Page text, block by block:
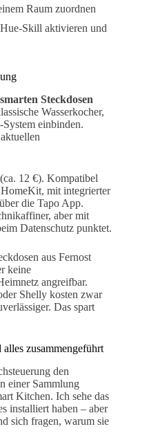
Raum zuordnen
Skill aktivieren und
smarten Steckdosen
Wasserkocher,
einbinden.
(ca. 12 €). Kompatibel
mit integrierter
die Tapo App.
aber mit
Datenschutz punktet.
aus Fernost
keine
angreifbar.
Shelly kosten zwar
Das spart
zusammengeführt
den
einer Sammlung
Kitchen. Ich sehe das
installiert haben – aber
sich fragen, warum sie